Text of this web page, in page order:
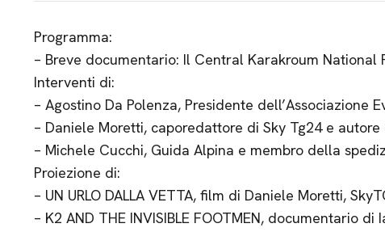
Programma:
– Breve documentario: Il Central Karakroum National
Interventi di:
– Agostino Da Polenza, Presidente dell’Associazione
– Daniele Moretti, caporedattore di Sky Tg24 e
– Michele Cucchi, Guida Alpina e membro della
Proiezione di:
– UN URLO DALLA VETTA, film di Daniele Moretti,
– K2 AND THE INVISIBLE FOOTMEN, documentario